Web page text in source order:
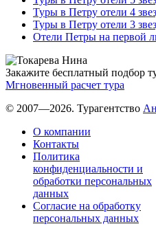
Туры в Петру отели 4
Туры в Петру отели 3
Отели Петры на первой
Закажите бесплатный подбор
Мгновенный расчет тура
© 2007—2026. Турагентство
О компании
Контакты
Политика
конфиденциальности и
обработки персональных
данных
Согласие на обработку
персональных данных